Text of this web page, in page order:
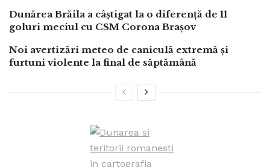
Dunărea Brăila a câștigat la o diferență de 11
goluri meciul cu CSM Corona Brașov
Noi avertizări meteo de caniculă extremă și
furtuni violente la final de săptămână